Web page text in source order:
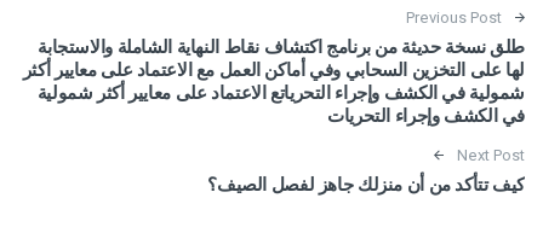
Post navigation
Previous Post
طلق نسخة حديثة من برنامج اكتشاف نقاط النهاية الشاملة والاستجابة
لها على التخزين السحابي وفي أماكن العمل مع الاعتماد على معايير أكثر
شمولية في الكشف وإجراء التحرياتع الاعتماد على معايير أكثر شمولية
في الكشف وإجراء التحريات
Next Post
كيف تتأكد من أن منزلك جاهز لفصل الصيف؟